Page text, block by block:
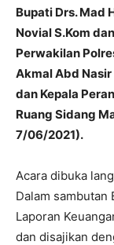
Bupati Drs. Mad
Novial S.Kom
Perwakilan
Akmal Abd
dan Kepala
Ruang Sidang
7/06/2021).
Acara dibuka
Dalam sambutan
Laporan
dan disajikan